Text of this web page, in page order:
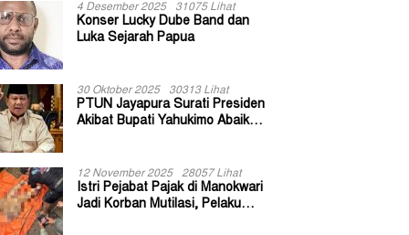
4 Desember 2025 31075 Lihat
Konser Lucky Dube Band dan
Luka Sejarah Papua
30 Oktober 2025 30313 Lihat
PTUN Jayapura Surati Presiden
Akibat Bupati Yahukimo Abaikan
12 November 2025 28057 Lihat
Istri Pejabat Pajak di Manokwari
Jadi Korban Mutilasi, Pelaku